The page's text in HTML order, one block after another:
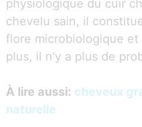
physiologique du cuir
chevelu sain, il
flore microbiologique et
plus, il n’y a plus de
À lire aussi: cheveux
naturelle